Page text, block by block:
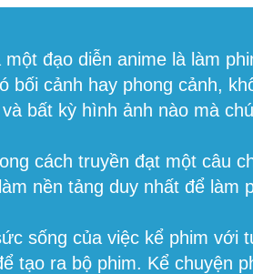
đạo diễn anime là làm
bối cảnh hay phong cảnh,
bất kỳ hình ảnh nào mà
cách truyền đạt một câu
nền tảng duy nhất để làm
sống của việc kể phim với
tạo ra bộ phim. Kể chuyện